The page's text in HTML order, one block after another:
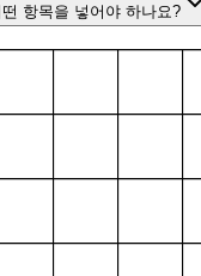
항목을 넣어야 하나요?